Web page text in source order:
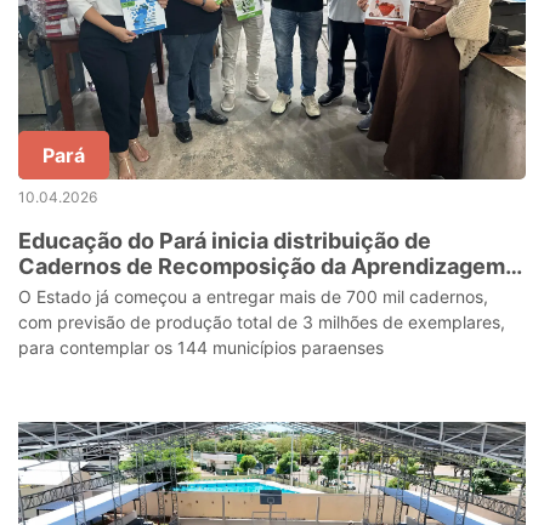
Pará
10.04.2026
Educação do Pará inicia distribuição de
Cadernos de Recomposição da Aprendizagem
para alunos da rede estadual
O Estado já começou a entregar mais de 700 mil cadernos,
com previsão de produção total de 3 milhões de exemplares,
para contemplar os 144 municípios paraenses